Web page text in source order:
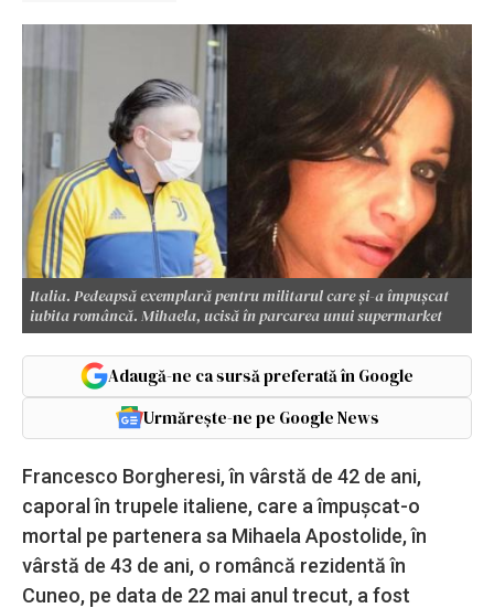
Italia. Pedeapsă exemplară pentru militarul care și-a împușcat
iubita româncă. Mihaela, ucisă în parcarea unui supermarket
Adaugă-ne ca sursă preferată în Google
Urmărește-ne pe Google News
Francesco Borgheresi, în vârstă de 42 de ani,
caporal în trupele italiene, care a împușcat-o
mortal pe partenera sa Mihaela Apostolide, în
vârstă de 43 de ani, o româncă rezidentă în
Cuneo, pe data de 22 mai anul trecut, a fost